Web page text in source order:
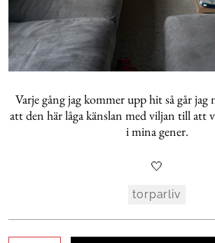
Varje gång jag kommer upp hit så går jag
att den här låga känslan med viljan till att
i mina gener.
🤍
torparliv